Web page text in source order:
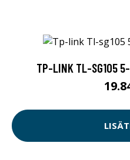
TP-LINK TL-SG105 5-